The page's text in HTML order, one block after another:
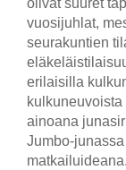
olivat suuret
vuosijuhlat,
seurakuntien
erilaisilla
ainoana
Jumbo-
matkailuideana.